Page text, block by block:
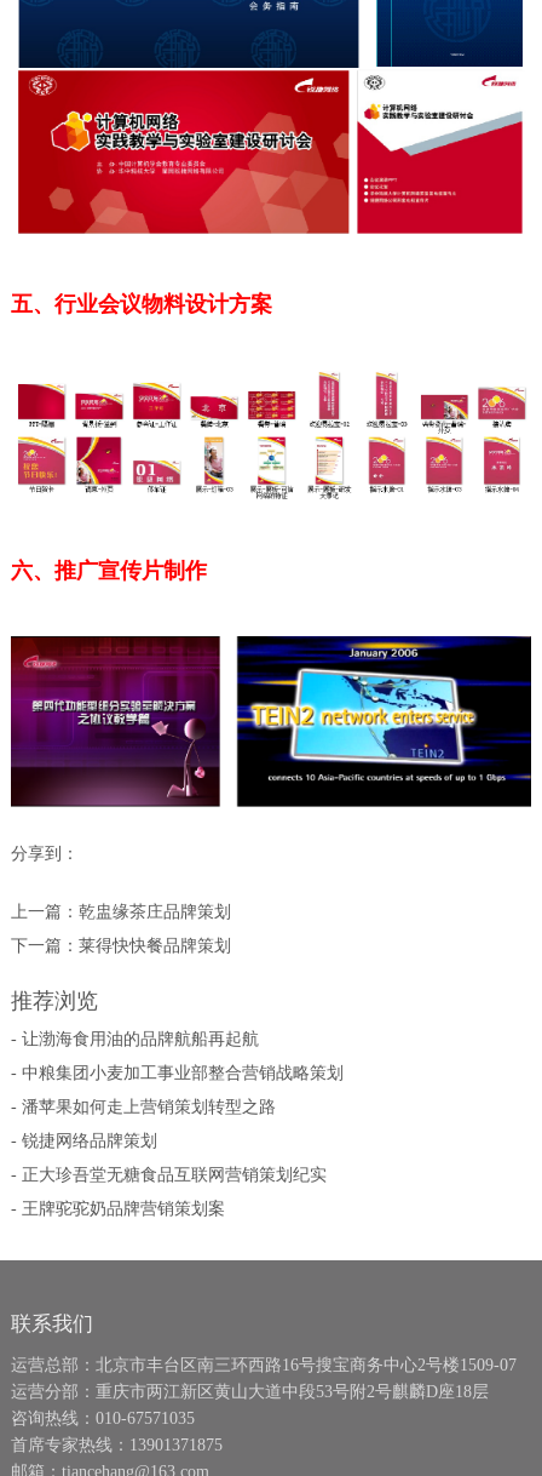
五、行业会议物料设计方案
六、推广宣传片制作
分享到：
上一篇： 乾盅缘茶庄品牌策划
下一篇： 莱得快快餐品牌策划
推荐浏览
- 让渤海食用油的品牌航船再起航
- 中粮集团小麦加工事业部整合营销战略策划
- 潘苹果如何走上营销策划转型之路
- 锐捷网络品牌策划
- 正大珍吾堂无糖食品互联网营销策划纪实
- 王牌驼驼奶品牌营销策划案
联系我们
运营总部：北京市丰台区南三环西路16号搜宝商务中心2号楼1509-07
运营分部：重庆市两江新区黄山大道中段53号附2号麒麟D座18层
咨询热线：010-67571035
首席专家热线：13901371875
邮箱：tiancehang@163.com